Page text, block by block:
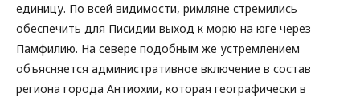
единицу. По всей видимости, римляне стремились
обеспечить для Писидии выход к морю на юге через
Памфилию. На севере подобным же устремлением
объясняется административное включение в состав
региона города Антиохии, которая географически в